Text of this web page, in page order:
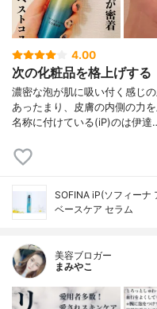
4.00
次の化粧品を格上げする
濃密な泡が肌に吸い付く感じ
あったまり、皮膚の内側の力
名称に付けている(iP)のは伊達
SOFINA iP(ソフィーナ
ベースケア セラム
美容ブロガー
まみやこ